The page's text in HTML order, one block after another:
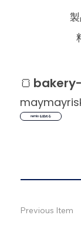
🍞
remio を始める
Previous Item